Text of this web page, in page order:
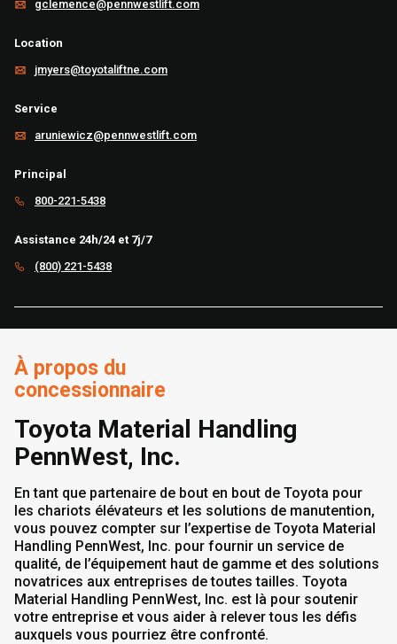
gclemence@pennwestlift.com
Location
jmyers@toyotaliftne.com
Service
aruniewicz@pennwestlift.com
Principal
800-221-5438
Assistance 24h/24 et 7j/7
(800) 221-5438
À propos du
concessionnaire
Toyota Material Handling
PennWest, Inc.
En tant que partenaire de bout en bout de Toyota pour
les chariots élévateurs et les solutions de manutention,
vous pouvez compter sur l’expertise de Toyota Material
Handling PennWest, Inc. pour fournir un service de
qualité, de l’équipement haut de gamme et des solutions
novatrices aux entreprises de toutes tailles. Toyota
Material Handling PennWest, Inc. est là pour soutenir
votre entreprise et vous aider à relever tous les défis
auxquels vous pourriez être confronté.